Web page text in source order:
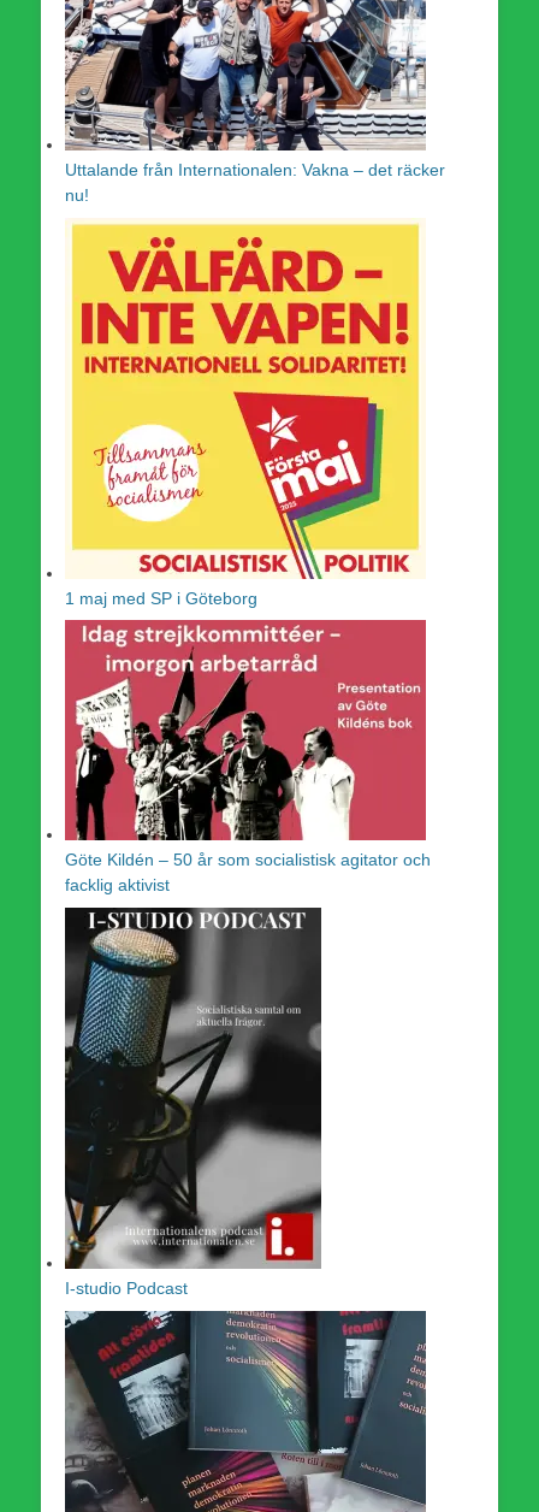
Uttalande från Internationalen: Vakna – det räcker
nu!
1 maj med SP i Göteborg
Göte Kildén – 50 år som socialistisk agitator och
facklig aktivist
I-studio Podcast